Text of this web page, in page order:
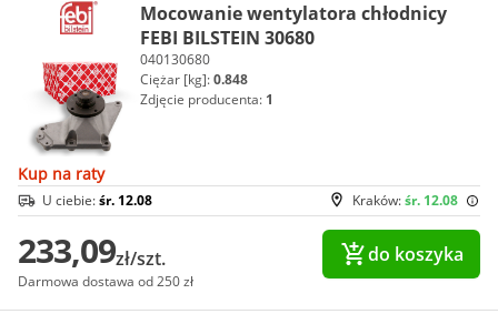
Mocowanie wentylatora chłodnicy
FEBI BILSTEIN 30680
040130680
Ciężar [kg]:0.848
Zdjęcie producenta: 1
Kup na raty
Kraków:śr. 12.08
U ciebie:śr. 12.08
233,09zł/szt.
Darmowa dostawa od 250 zł
do koszyka